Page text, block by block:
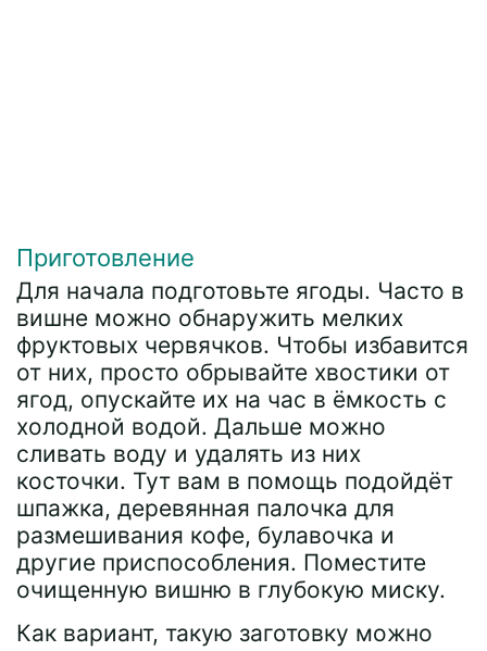
Приготовление
Для начала подготовьте ягоды. Часто в
вишне можно обнаружить мелких
фруктовых червячков. Чтобы избавится
от них, просто обрывайте хвостики от
ягод, опускайте их на час в ёмкость с
холодной водой. Дальше можно
сливать воду и удалять из них
косточки. Тут вам в помощь подойдёт
шпажка, деревянная палочка для
размешивания кофе, булавочка и
другие приспособления. Поместите
очищенную вишню в глубокую миску.
Как вариант, такую заготовку можно